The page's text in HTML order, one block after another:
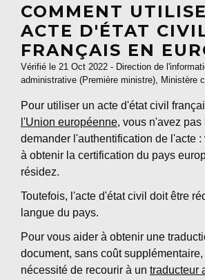
COMMENT
ACTE D'ÉTAT
FRANÇAIS EN
Vérifié le 21 Oct 2022 - Direction de
administrative (Première ministre), Ministère
Pour utiliser un acte d'état civil
l'Union européenne, vous n'avez
demander l'authentification de l'acte
à obtenir la certification du pays
résidez.
Toutefois, l'acte d'état civil doit être
langue du pays.
Pour vous aider à obtenir une
document, sans coût
nécessité de recourir à un traducteur